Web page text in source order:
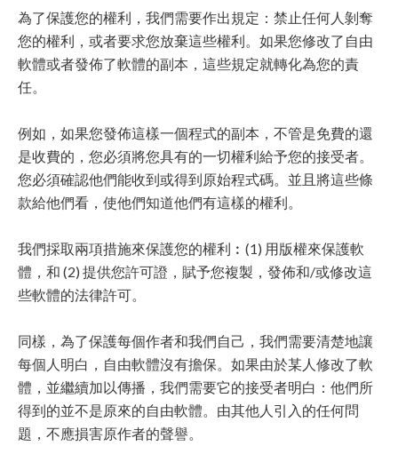
為了保護您的權利，我們需要作出規定：禁止任何人剝奪
您的權利，或者要求您放棄這些權利。如果您修改了自由
軟體或者發佈了軟體的副本，這些規定就轉化為您的責
任。
例如，如果您發佈這樣一個程式的副本，不管是免費的還
是收費的，您必須將您具有的一切權利給予您的接受者。
您必須確認他們能收到或得到原始程式碼。並且將這些條
款給他們看，使他們知道他們有這樣的權利。
我們採取兩項措施來保護您的權利︰(1) 用版權來保護軟
體，和 (2) 提供您許可證，賦予您複製，發佈和/或修改這
些軟體的法律許可。
同樣，為了保護每個作者和我們自己，我們需要清楚地讓
每個人明白，自由軟體沒有擔保。如果由於某人修改了軟
體，並繼續加以傳播，我們需要它的接受者明白：他們所
得到的並不是原來的自由軟體。由其他人引入的任何問
題，不應損害原作者的聲譽。